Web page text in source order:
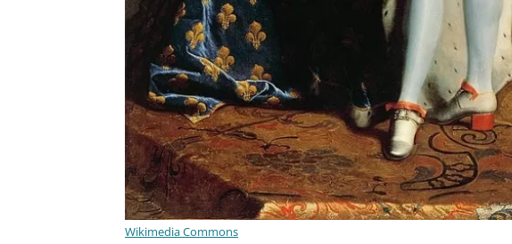
Wikimedia Commons